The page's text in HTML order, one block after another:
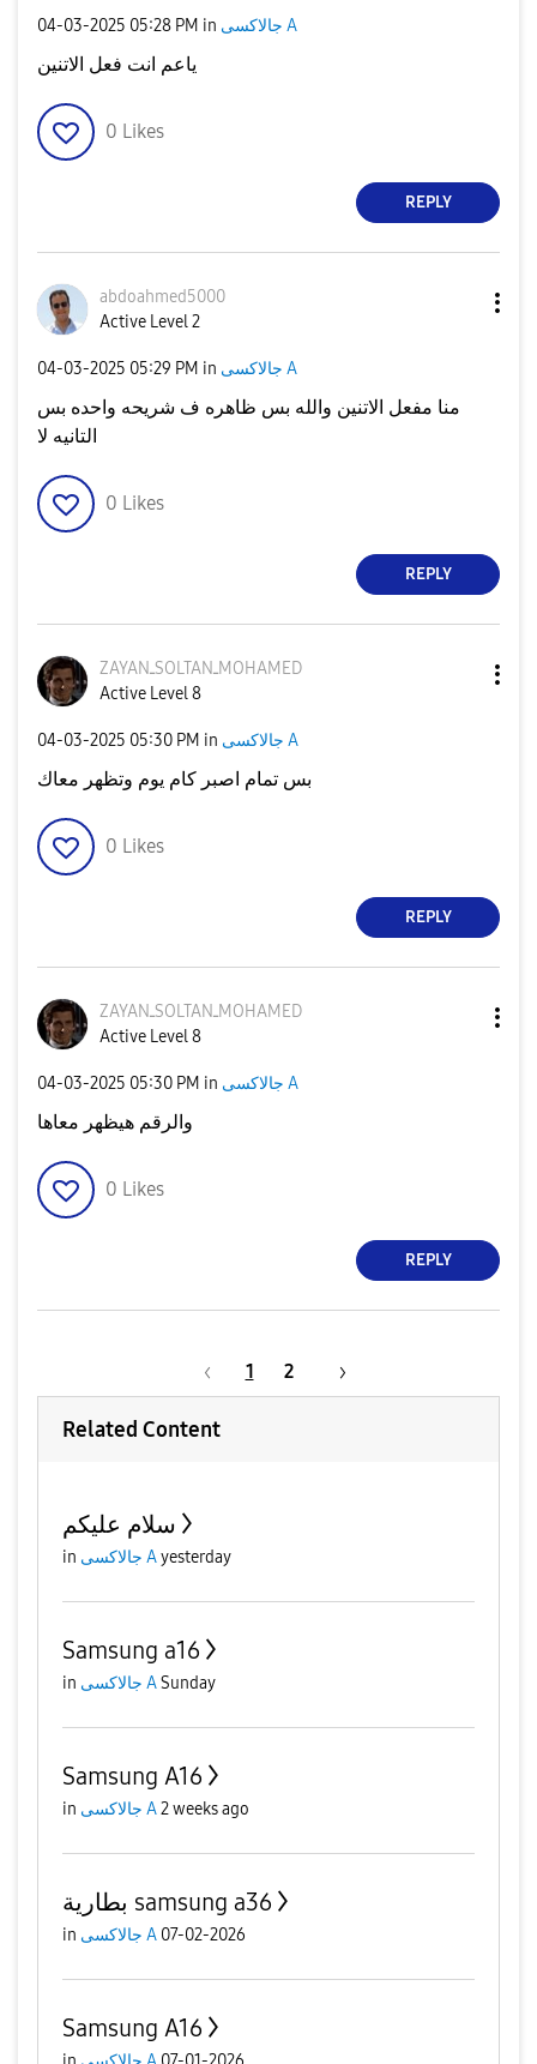
‎04-03-2025 05:28 PM in جالاكسى A
ياعم انت فعل الاتنين
0 Likes
REPLY
abdoahmed5000
Active Level 2
‎04-03-2025 05:29 PM in جالاكسى A
منا مفعل الاتنين والله بس ظاهره ف شريحه واحده بس
التانيه لا
0 Likes
REPLY
ZAYANـSOLTANـMOHAMED
Active Level 8
‎04-03-2025 05:30 PM in جالاكسى A
بس تمام اصبر كام يوم وتظهر معاك
0 Likes
REPLY
ZAYANـSOLTANـMOHAMED
Active Level 8
‎04-03-2025 05:30 PM in جالاكسى A
والرقم هيظهر معاها
0 Likes
REPLY
1 2
Related Content
سلام عليكم
in جالاكسى Ayesterday
Samsung a16
in جالاكسى ASunday
Samsung A16
in جالاكسى A2 weeks ago
بطارية samsung a36
in جالاكسى A 07-02-2026
Samsung A16